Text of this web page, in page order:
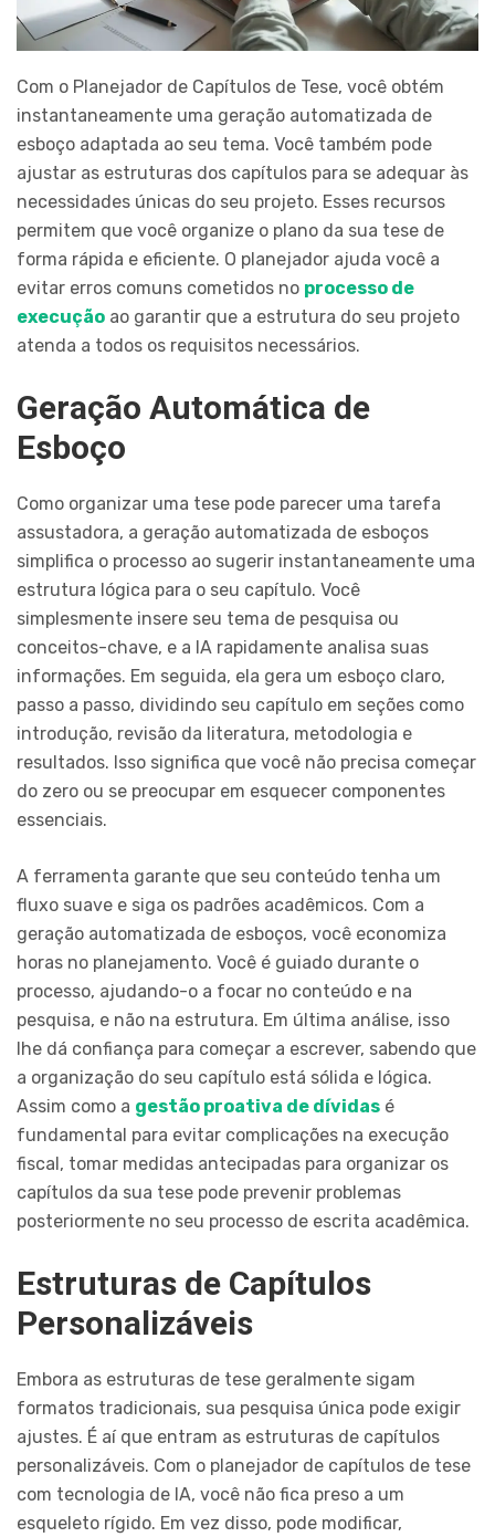
Com o Planejador de Capítulos de Tese, você obtém
instantaneamente uma geração automatizada de
esboço adaptada ao seu tema. Você também pode
ajustar as estruturas dos capítulos para se adequar às
necessidades únicas do seu projeto. Esses recursos
permitem que você organize o plano da sua tese de
forma rápida e eficiente. O planejador ajuda você a
evitar erros comuns cometidos no processo de
execução ao garantir que a estrutura do seu projeto
atenda a todos os requisitos necessários.
Geração Automática de
Esboço
Como organizar uma tese pode parecer uma tarefa
assustadora, a geração automatizada de esboços
simplifica o processo ao sugerir instantaneamente uma
estrutura lógica para o seu capítulo. Você
simplesmente insere seu tema de pesquisa ou
conceitos-chave, e a IA rapidamente analisa suas
informações. Em seguida, ela gera um esboço claro,
passo a passo, dividindo seu capítulo em seções como
introdução, revisão da literatura, metodologia e
resultados. Isso significa que você não precisa começar
do zero ou se preocupar em esquecer componentes
essenciais.
A ferramenta garante que seu conteúdo tenha um
fluxo suave e siga os padrões acadêmicos. Com a
geração automatizada de esboços, você economiza
horas no planejamento. Você é guiado durante o
processo, ajudando-o a focar no conteúdo e na
pesquisa, e não na estrutura. Em última análise, isso
lhe dá confiança para começar a escrever, sabendo que
a organização do seu capítulo está sólida e lógica.
Assim como a gestão proativa de dívidas é
fundamental para evitar complicações na execução
fiscal, tomar medidas antecipadas para organizar os
capítulos da sua tese pode prevenir problemas
posteriormente no seu processo de escrita acadêmica.
Estruturas de Capítulos
Personalizáveis
Embora as estruturas de tese geralmente sigam
formatos tradicionais, sua pesquisa única pode exigir
ajustes. É aí que entram as estruturas de capítulos
personalizáveis. Com o planejador de capítulos de tese
com tecnologia de IA, você não fica preso a um
esqueleto rígido. Em vez disso, pode modificar,